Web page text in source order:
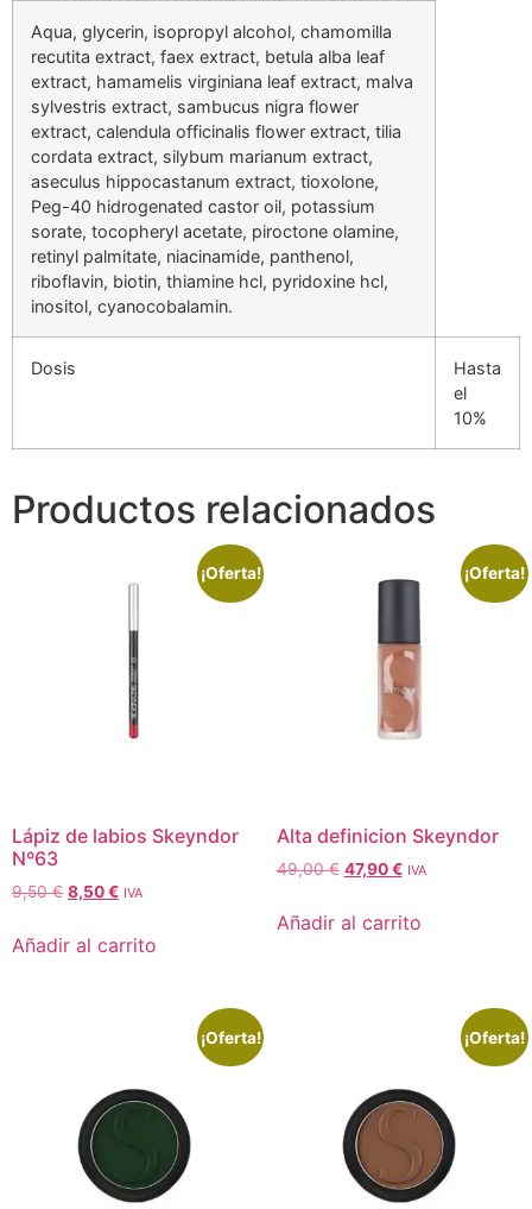
Aqua, glycerin, isopropyl alcohol, chamomilla
recutita extract, faex extract, betula alba leaf
extract, hamamelis virginiana leaf extract, malva
sylvestris extract, sambucus nigra flower
extract, calendula officinalis flower extract, tilia
cordata extract, silybum marianum extract,
aseculus hippocastanum extract, tioxolone,
Peg-40 hidrogenated castor oil, potassium
sorate, tocopheryl acetate, piroctone olamine,
retinyl palmitate, niacinamide, panthenol,
riboflavin, biotin, thiamine hcl, pyridoxine hcl,
inositol, cyanocobalamin.
Dosis
Hasta
el
10%
Productos relacionados
¡Oferta!
Lápiz de labios Skeyndor
Nº63
9,50€ 8,50€ IVA
Añadir al carrito
¡Oferta!
Alta definicion Skeyndor
49,00€ 47,90€ IVA
Añadir al carrito
¡Oferta! ¡Oferta!